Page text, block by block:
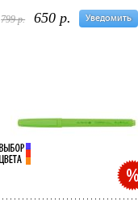
Уведомить
799 р. 650 р.